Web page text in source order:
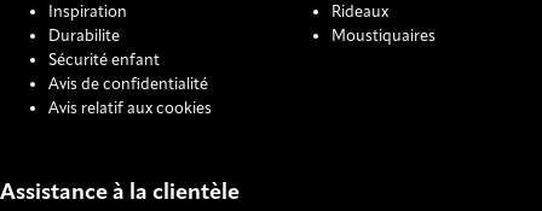
Inspiration
Durabilite
Sécurité enfant
Avis de confidentialité
Avis relatif aux cookies
Rideaux
Moustiquaires
Assistance à la clientèle